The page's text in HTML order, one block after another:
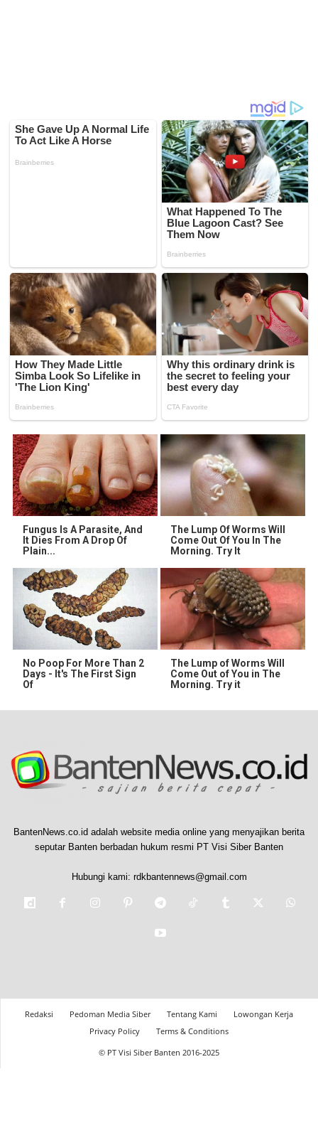
Fungus Is A Parasite, And
It Dies From A Drop Of
Plain...
The Lump Of Worms Will
Come Out Of You In The
Morning. Try It
No Poop For More Than 2
Days - It's The First Sign
Of
The Lump of Worms Will
Come Out of You in The
Morning. Try it
BantenNews.co.id adalah website media online yang menyajikan berita
seputar Banten berbadan hukum resmi PT Visi Siber Banten
Hubungi kami: rdkbantennews@gmail.com
Redaksi Pedoman Media Siber Tentang Kami
Lowongan Kerja
Privacy Policy
Terms & Conditions
© PT Visi Siber Banten 2016-2025